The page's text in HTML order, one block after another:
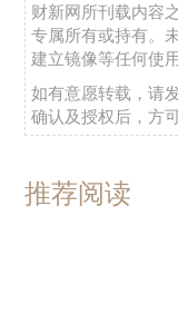
财新网所刊载内容
专属所有或持有。
建立镜像等任何使用
如有意愿转载，请
确认及授权后，方
推荐阅读